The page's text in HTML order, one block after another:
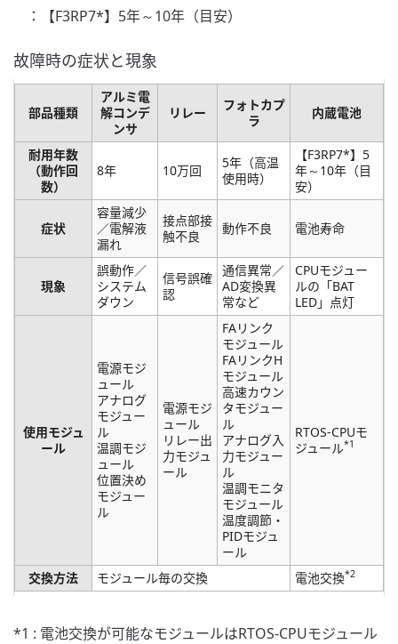
：【F3RP7*】5年～10年（目安）
故障時の症状と現象
部品種類
アルミ電
解コンデ
ンサ
リレー
フォトカプ
ラ
内蔵電池
耐用年数
（動作回
数）
8年 10万回
5年（高温
使用時）
【F3RP7*】5
年～10年（目
安）
症状
容量減少
／電解液
漏れ
接点部接
触不良
動作不良 電池寿命
現象
誤動作／
システム
ダウン
信号誤確
認
通信異常／
AD変換異
常など
CPUモジュー
ルの「BAT
LED」点灯
使用モジュ
ール
電源モジ
ュール
アナログ
モジュー
ル
温調モジ
ュール
位置決め
モジュー
ル
電源モジ
ュール
リレー出
力モジュ
ール
FAリンク
モジュール
FAリンクH
モジュール
高速カウン
タモジュー
ル
アナログ入
力モジュー
ル
温調モニタ
モジュール
温度調節・
PIDモジュ
ール
RTOS-CPUモ
ジュール*1
交換方法 モジュール毎の交換 電池交換*2
*1 : 電池交換が可能なモジュールはRTOS-CPUモジュール